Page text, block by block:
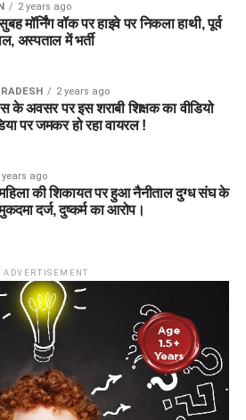
2 years ago
मॉर्निंग वॉक पर हाइवे पर निकला हाथी, पूर्व
अस्पताल में भर्ती
2 years ago
के अवसर पर इस शराबी शिक्षक का वीडियो
पर जमकर हो रहा वायरल !
years ago
की शिकायत पर हुआ नैनीताल दुग्ध संघ के
दर्ज, दुष्कर्म का आरोप।
ADVERTISEMENT